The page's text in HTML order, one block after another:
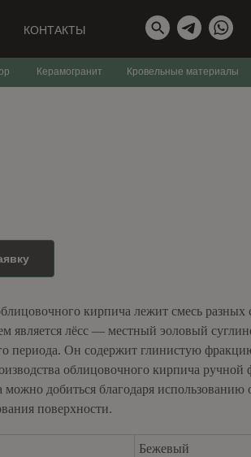
Керамогранит Кровельные материалы
КОНТАКТЫ
кирпича лежит смесь разных
является лёсс — местный эоловый
периода. Он содержит глинистую
облицовочного кирпича ручной
можно добиться благодаря использованию
поверхности.
Бежевый